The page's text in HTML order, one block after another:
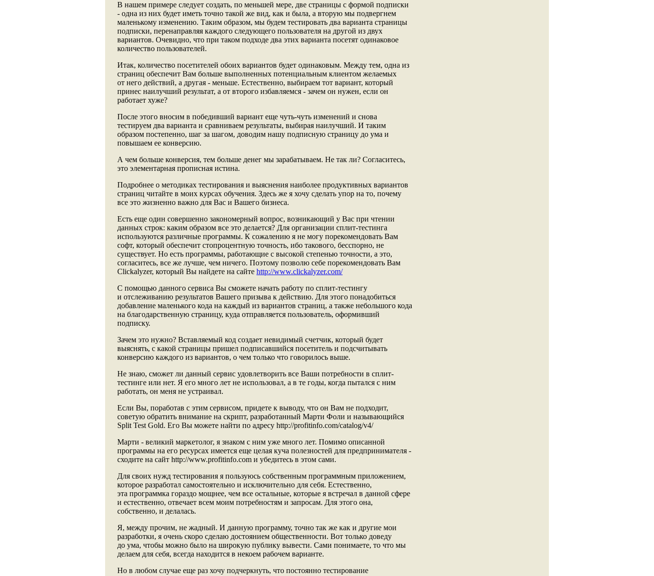
В нашем примере следует создать, по меньшей мере, две страницы с формой подписки
- одна из них будет иметь точно такой же вид, как и была, а вторую мы подвергнем
маленькому изменению. Таким образом, мы будем тестировать два варианта страницы
подписки, перенаправляя каждого следующего пользователя на другой из двух
вариантов. Очевидно, что при таком подходе два этих варианта посетят одинаковое
количество пользователей.
Итак, количество посетителей обоих вариантов будет одинаковым. Между тем, одна из
страниц обеспечит Вам больше выполненных потенциальным клиентом желаемых
от него действий, а другая - меньше. Естественно, выбираем тот вариант, который
принес наилучший результат, а от второго избавляемся - зачем он нужен, если он
работает хуже?
После этого вносим в победивший вариант еще чуть-чуть изменений и снова
тестируем два варианта и сравниваем результаты, выбирая наилучший. И таким
образом постепенно, шаг за шагом, доводим нашу подписную страницу до ума и
повышаем ее конверсию.
А чем больше конверсия, тем больше денег мы зарабатываем. Не так ли? Согласитесь,
это элементарная прописная истина.
Подробнее о методиках тестирования и выяснения наиболее продуктивных вариантов
страниц читайте в моих курсах обучения. Здесь же я хочу сделать упор на то, почему
все это жизненно важно для Вас и Вашего бизнеса.
Есть еще один совершенно закономерный вопрос, возникающий у Вас при чтении
данных строк: каким образом все это делается? Для организации сплит-тестинга
используются различные программы. К сожалению я не могу порекомендовать Вам
софт, который обеспечит стопроцентную точность, ибо такового, бесспорно, не
существует. Но есть программы, работающие с высокой степенью точности, а это,
согласитесь, все же лучше, чем ничего. Поэтому позволю себе порекомендовать Вам
Clickalyzer, который Вы найдете на сайте http://www.clickalyzer.com/
С помощью данного сервиса Вы сможете начать работу по сплит-тестингу
и отслеживанию результатов Вашего призыва к действию. Для этого понадобиться
добавление маленького кода на каждый из вариантов страниц, а также небольшого кода
на благодарственную страницу, куда отправляется пользователь, оформивший
подписку.
Зачем это нужно? Вставляемый код создает невидимый счетчик, который будет
выяснять, с какой страницы пришел подписавшийся посетитель и подсчитывать
конверсию каждого из вариантов, о чем только что говорилось выше.
Не знаю, сможет ли данный сервис удовлетворить все Ваши потребности в сплит-
тестинге или нет. Я его много лет не использовал, а в те годы, когда пытался с ним
работать, он меня не устраивал.
Если Вы, поработав с этим сервисом, придете к выводу, что он Вам не подходит,
советую обратить внимание на скрипт, разработанный Марти Фоли и называющийся
Split Test Gold. Его Вы можете найти по адресу http://profitinfo.com/catalog/v4/
Марти - великий маркетолог, я знаком с ним уже много лет. Помимо описанной
программы на его ресурсах имеется еще целая куча полезностей для предпринимателя -
сходите на сайт http://www.profitinfo.com и убедитесь в этом сами.
Для своих нужд тестирования я пользуюсь собственным программным приложением,
которое разработал самостоятельно и исключительно для себя. Естественно,
эта программка гораздо мощнее, чем все остальные, которые я встречал в данной сфере
и естественно, отвечает всем моим потребностям и запросам. Для этого она,
собственно, и делалась.
Я, между прочим, не жадный. И данную программу, точно так же как и другие мои
разработки, я очень скоро сделаю достоянием общественности. Вот только доведу
до ума, чтобы можно было на широкую публику вывести. Сами понимаете, то что мы
делаем для себя, всегда находится в некоем рабочем варианте.
Но в любом случае еще раз хочу подчеркнуть, что постоянно тестирование